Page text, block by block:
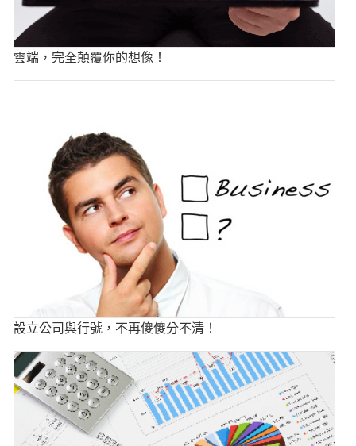
雲端，完全顛覆你的想像！
設立公司與行號，不再傻傻分不清！